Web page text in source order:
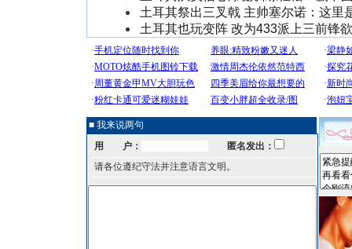
土耳其祭出三叉戟 主帅塞尔诺：这里
土耳其也玩变阵 改为433派上三前锋
■ 我来说两句
用 户：
匿名发出：
请各位遵纪守法并注意语言文明。